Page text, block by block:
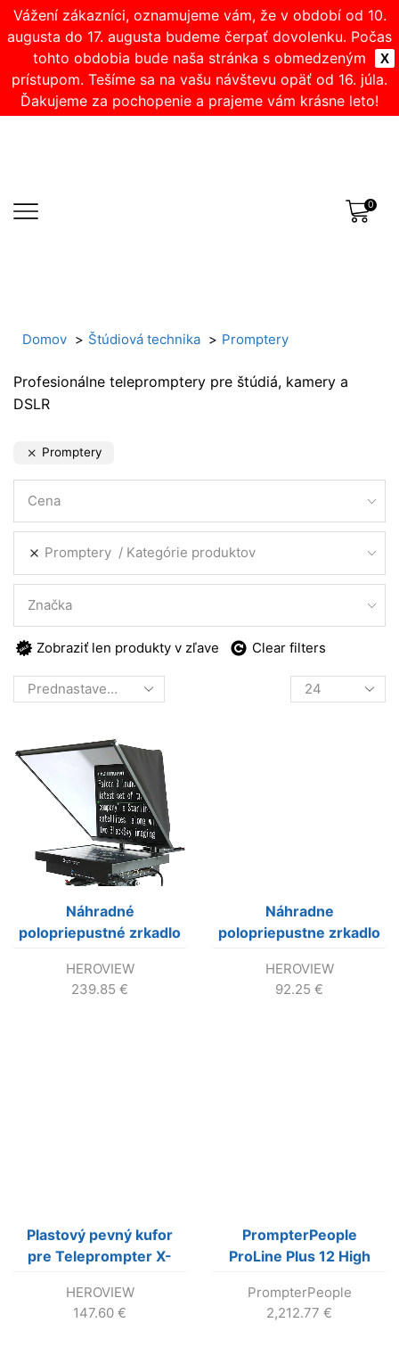
X
Vážení zákazníci, oznamujeme vám, že v období od 10.
augusta do 17. augusta budeme čerpať dovolenku. Počas
tohto obdobia bude naša stránka s obmedzeným
prístupom. Tešíme sa na vašu návštevu opäť od 16. júla.
Ďakujeme za pochopenie a prajeme vám krásne leto!
0
Domov Štúdiová technika Promptery
Profesionálne telepromptery pre štúdiá, kamery a
DSLR
Promptery
Cena
Promptery Kategórie produktov
Značka
Zobraziť len produkty v zľave Clear filters
Products
per
Náhradné
polopriepustné zrkadlo
19″ Brodcast kvalita
60/40
HEROVIEW
239.85 €
Náhradne
polopriepustne zrkadlo
19″ štandard
kvalita70/30
HEROVIEW
92.25 €
Plastový pevný kufor
pre Teleprompter X-
HEROVIEW
147.60 €
PrompterPeople
ProLine Plus 12 High
12″ LCD (1000 nit)
PrompterPeople
2,212.77 €